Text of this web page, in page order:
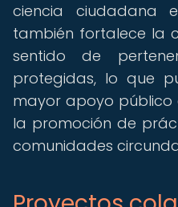
ciencia ciudadana
también fortalece la
sentido de
protegidas, lo que
mayor apoyo público
la promoción de
comunidades